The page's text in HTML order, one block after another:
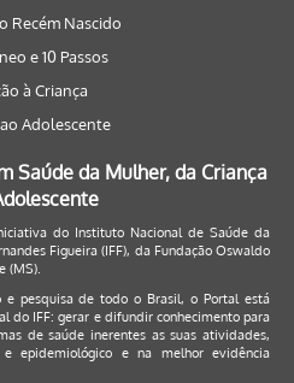
Recém Nascido
e 10 Passos
à Criança
Adolescente
Saúde da Mulher, da Criança
do Instituto Nacional de Saúde da
Figueira (IFF), da Fundação Oswaldo
(MS).
e pesquisa de todo o Brasil, o Portal está
do IFF: gerar e difundir conhecimento para
de saúde inerentes as suas atividades,
epidemiológico e na melhor evidência